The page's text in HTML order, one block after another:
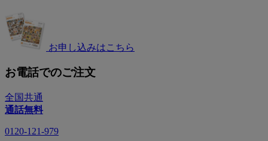
お申し込みはこちら
お電話でのご注文
全国共通
通話無料
0120-121-979